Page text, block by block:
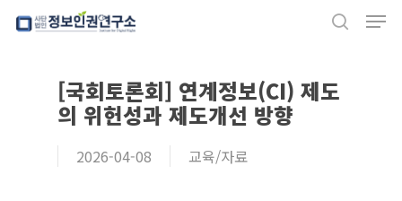
Skip
content[국회토론회] 연계정보(CI) 제도
의 위헌성과 제도개선 방향
2026-04-08 교육/자료